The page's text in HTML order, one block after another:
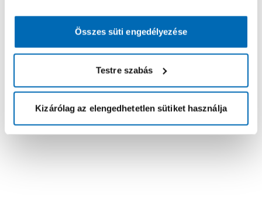
Összes süti engedélyezése
Testre szabás
Kizárólag az elengedhetetlen sütiket használja